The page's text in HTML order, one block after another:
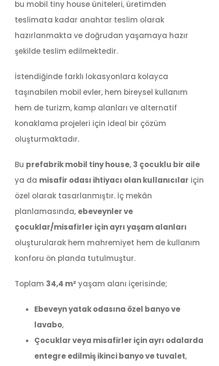
bu mobil tiny house üniteleri, üretimden
teslimata kadar anahtar teslim olarak
hazırlanmakta ve doğrudan yaşamaya hazır
şekilde teslim edilmektedir.
İstendiğinde farklı lokasyonlara kolayca
taşınabilen mobil evler, hem bireysel kullanım
hem de turizm, kamp alanları ve alternatif
konaklama projeleri için ideal bir çözüm
oluşturmaktadır.
Bu prefabrik mobil tiny house, 3 çocuklu bir aile
ya da misafir odası ihtiyacı olan kullanıcılar için
özel olarak tasarlanmıştır. İç mekân
planlamasında, ebeveynler ve
çocuklar/misafirler için ayrı yaşam alanları
oluşturularak hem mahremiyet hem de kullanım
konforu ön planda tutulmuştur.
Toplam 34,4 m² yaşam alanı içerisinde;
Ebeveyn yatak odasına özel banyo ve
lavabo,
Çocuklar veya misafirler için ayrı odalarda
entegre edilmiş ikinci banyo ve tuvalet,